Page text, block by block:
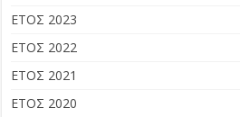
ΕΤΟΣ 2023
ΕΤΟΣ 2022
ΕΤΟΣ 2021
ΕΤΟΣ 2020